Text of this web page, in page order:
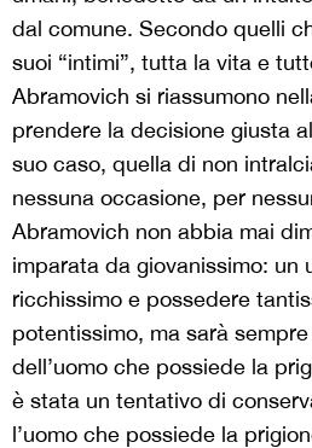
dal comune. Secondo quelli
suoi “intimi”, tutta la vita e
Abramovich si riassumono
prendere la decisione giusta
suo caso, quella di non
nessuna occasione, per
Abramovich non abbia mai
imparata da giovanissimo: un
ricchissimo e possedere
potentissimo, ma sarà
dell’uomo che possiede la
è stata un tentativo di
l’uomo che possiede la